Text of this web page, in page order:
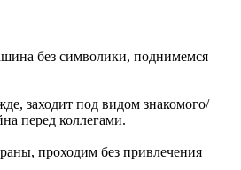
без символики, поднимемся
заходит под видом знакомого/
перед коллегами.
проходим без привлечения